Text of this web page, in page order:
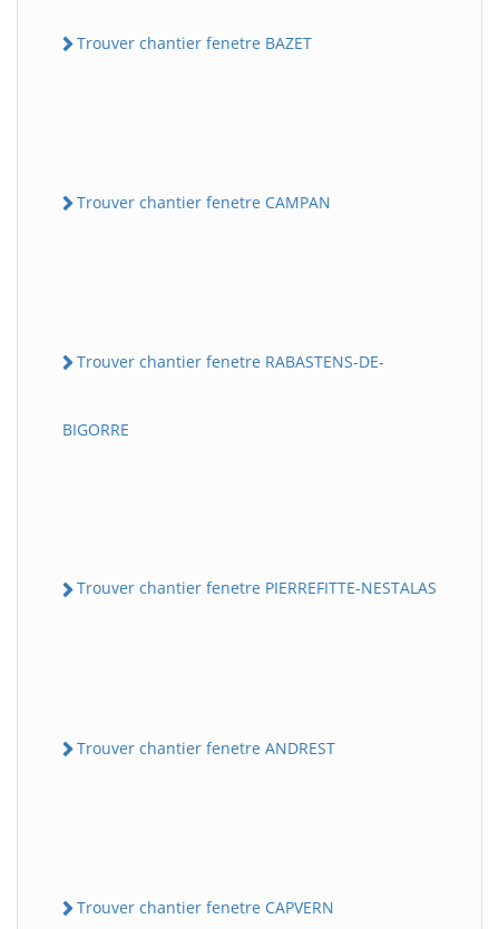
Trouver chantier fenetre BAZET
Trouver chantier fenetre CAMPAN
Trouver chantier fenetre RABASTENS-DE-
BIGORRE
Trouver chantier fenetre PIERREFITTE-NESTALAS
Trouver chantier fenetre ANDREST
Trouver chantier fenetre CAPVERN